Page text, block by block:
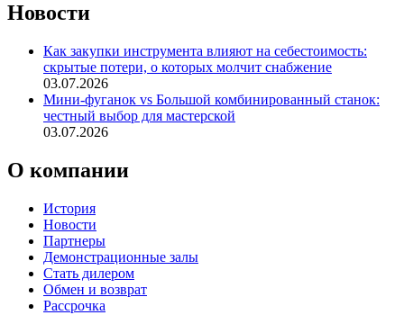
Новости
Как закупки инструмента влияют на себестоимость:
скрытые потери, о которых молчит снабжение
03.07.2026
Мини-фуганок vs Большой комбинированный станок:
честный выбор для мастерской
03.07.2026
О компании
История
Новости
Партнеры
Демонстрационные залы
Стать дилером
Обмен и возврат
Рассрочка